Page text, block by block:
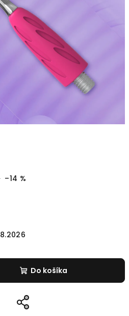
–14 %
Do košíka